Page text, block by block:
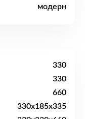
модерн
330
330
660
330x185x335